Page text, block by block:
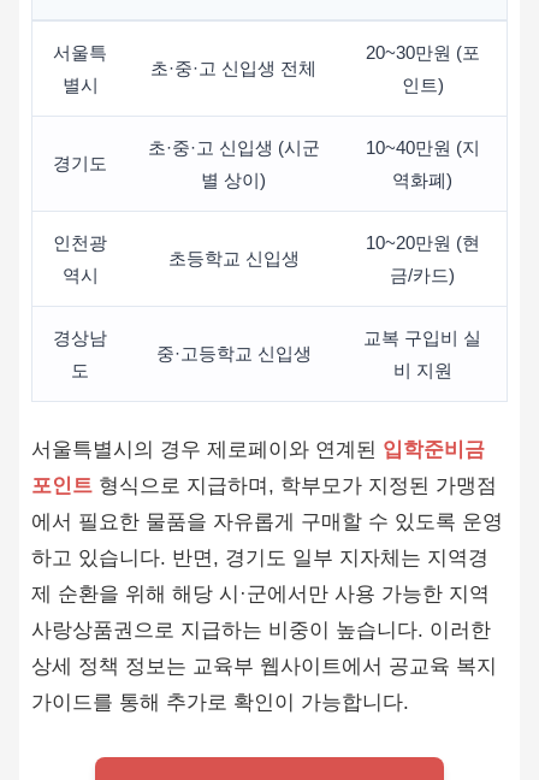
서울특
별시
초·중·고 신입생 전체
20~30만원 (포
인트)
경기도
초·중·고 신입생 (시군
별 상이)
10~40만원 (지
역화폐)
인천광
역시
초등학교 신입생
10~20만원 (현
금/카드)
경상남
도
중·고등학교 신입생
교복 구입비 실
비 지원
서울특별시의 경우 제로페이와 연계된 입학준비금
포인트형식으로 지급하며, 학부모가 지정된 가맹점
에서 필요한 물품을 자유롭게 구매할 수 있도록 운영
하고 있습니다. 반면, 경기도 일부 지자체는 지역경
제 순환을 위해 해당 시·군에서만 사용 가능한 지역
사랑상품권으로 지급하는 비중이 높습니다. 이러한
상세 정책 정보는 교육부 웹사이트에서 공교육 복지
가이드를 통해 추가로 확인이 가능합니다.